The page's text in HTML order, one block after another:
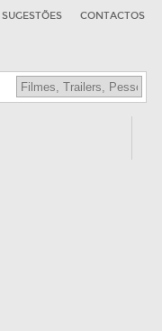
SUGESTÕES CONTACTOS